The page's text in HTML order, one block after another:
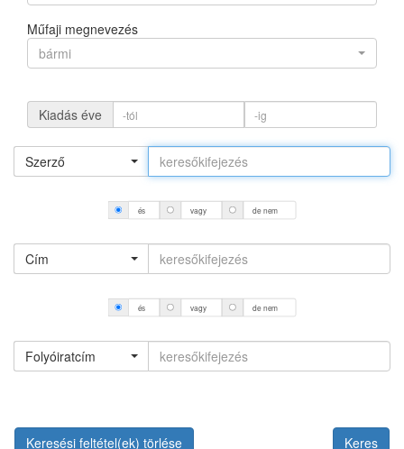
Műfaji megnevezés
bármi
Kiadás éve
Szerző
és vagy de nem
Cím
és vagy de nem
Folyóiratcím
Keresési feltétel(ek) törlése